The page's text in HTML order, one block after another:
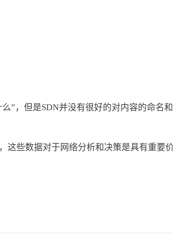
”，但是SDN并没有很好的对内容的命名
这些数据对于网络分析和决策是具有重要